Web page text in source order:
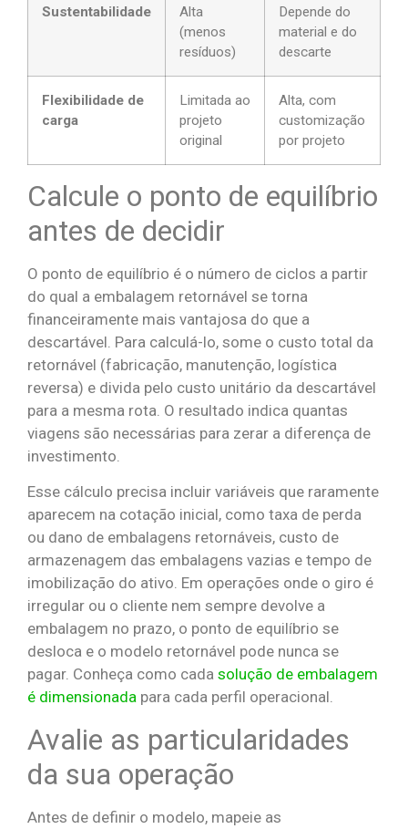
Sustentabilidade
Alta
(menos
resíduos)
Depende do
material e do
descarte
Flexibilidade de
carga
Limitada ao
projeto
original
Alta, com
customização
por projeto
Calcule o ponto de equilíbrio
antes de decidir
O ponto de equilíbrio é o número de ciclos a partir
do qual a embalagem retornável se torna
financeiramente mais vantajosa do que a
descartável. Para calculá-lo, some o custo total da
retornável (fabricação, manutenção, logística
reversa) e divida pelo custo unitário da descartável
para a mesma rota. O resultado indica quantas
viagens são necessárias para zerar a diferença de
investimento.
Esse cálculo precisa incluir variáveis que raramente
aparecem na cotação inicial, como taxa de perda
ou dano de embalagens retornáveis, custo de
armazenagem das embalagens vazias e tempo de
imobilização do ativo. Em operações onde o giro é
irregular ou o cliente nem sempre devolve a
embalagem no prazo, o ponto de equilíbrio se
desloca e o modelo retornável pode nunca se
pagar. Conheça como cada solução de embalagem
é dimensionada para cada perfil operacional.
Avalie as particularidades
da sua operação
Antes de definir o modelo, mapeie as